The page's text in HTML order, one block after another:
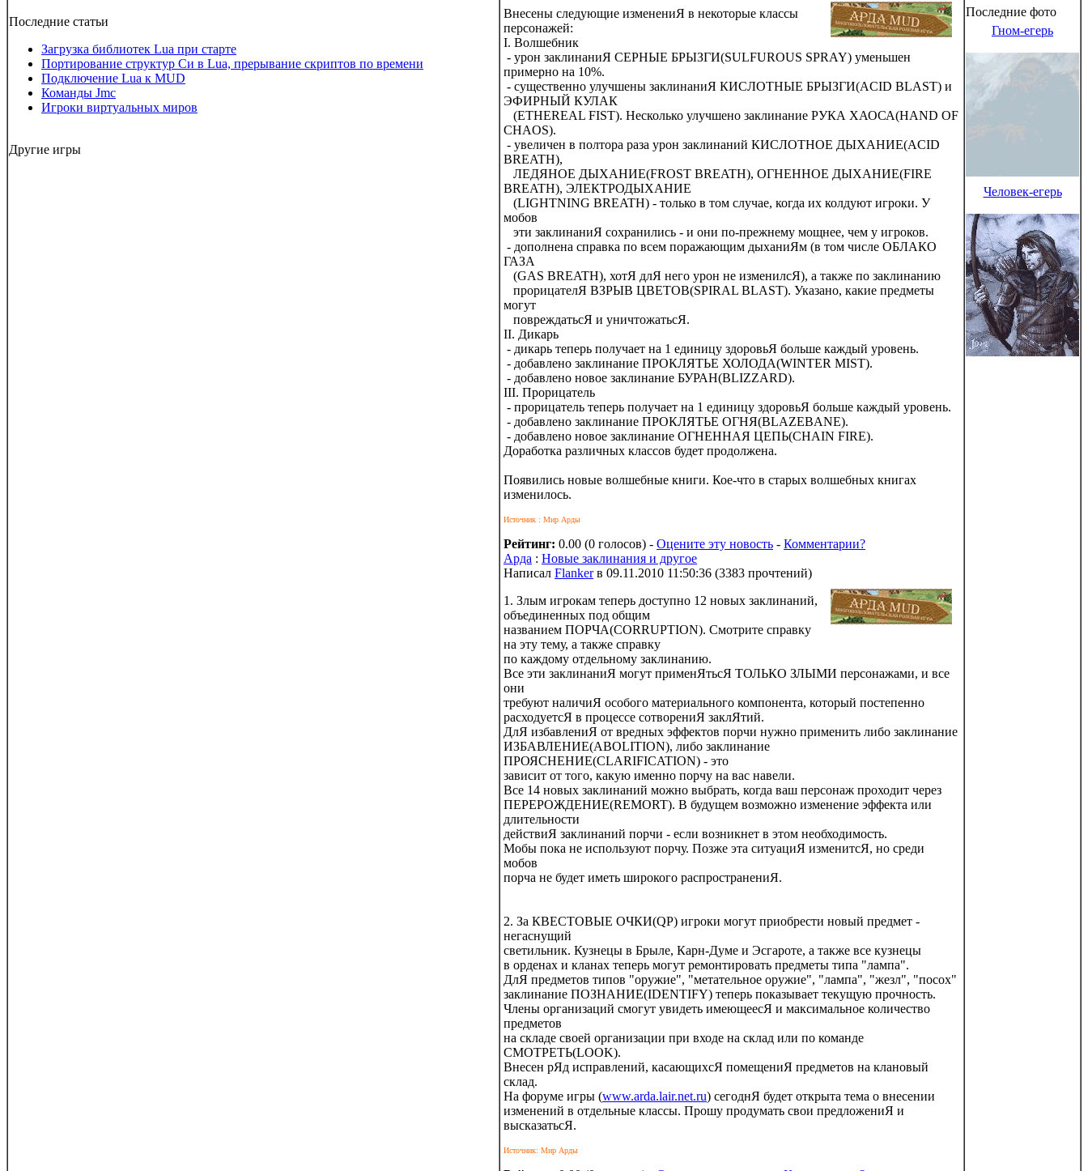
Последние статьи
Загрузка библиотек Lua при старте
Портирование структур Си в Lua, прерывание скриптов по времени
Подключение Lua к MUD
Команды Jmc
Игроки виртуальных миров
Другие игры
Внесены следующие изменениЯ в некоторые классы
персонажей:
I. Волшебник
- урон заклинаниЯ СЕРНЫЕ БРЫЗГИ(SULFUROUS SPRAY) уменьшен
примерно на 10%.
- существенно улучшены заклинаниЯ КИСЛОТНЫЕ БРЫЗГИ(ACID BLAST) и
ЭФИРНЫЙ КУЛАК
(ETHEREAL FIST). Несколько улучшено заклинание РУКА ХАОСА(HAND OF
CHAOS).
- увеличен в полтора раза урон заклинаний КИСЛОТНОЕ ДЫХАНИЕ(ACID
BREATH),
ЛЕДЯНОЕ ДЫХАНИЕ(FROST BREATH), ОГНЕННОЕ ДЫХАНИЕ(FIRE
BREATH), ЭЛЕКТРОДЫХАНИЕ
(LIGHTNING BREATH) - только в том случае, когда их колдуют игроки. У
мобов
эти заклинаниЯ сохранились - и они по-прежнему мощнее, чем у игроков.
- дополнена справка по всем поражающим дыханиЯм (в том числе ОБЛАКО
ГАЗА
(GAS BREATH), хотЯ длЯ него урон не изменилсЯ), а также по заклинанию
прорицателЯ ВЗРЫВ ЦВЕТОВ(SPIRAL BLAST). Указано, какие предметы
могут
повреждатьсЯ и уничтожатьсЯ.
II. Дикарь
- дикарь теперь получает на 1 единицу здоровьЯ больше каждый уровень.
- добавлено заклинание ПРОКЛЯТЬЕ ХОЛОДА(WINTER MIST).
- добавлено новое заклинание БУРАН(BLIZZARD).
III. Прорицатель
- прорицатель теперь получает на 1 единицу здоровьЯ больше каждый уровень.
- добавлено заклинание ПРОКЛЯТЬЕ ОГНЯ(BLAZEBANE).
- добавлено новое заклинание ОГНЕННАЯ ЦЕПЬ(CHAIN FIRE).
Доработка различных классов будет продолжена.
Появились новые волшебные книги. Кое-что в старых волшебных книгах
изменилось.
Источник : Мир Арды
Рейтинг: 0.00 (0 голосов) - Оцените эту новость - Комментарии?
Арда : Новые заклинания и другое
Написал Flanker в 09.11.2010 11:50:36 (3383 прочтений)
1. Злым игрокам теперь доступно 12 новых заклинаний,
объединенных под общим
названием ПОРЧА(CORRUPTION). Смотрите справку
на эту тему, а также справку
по каждому отдельному заклинанию.
Все эти заклинаниЯ могут применЯтьсЯ ТОЛЬКО ЗЛЫМИ персонажами, и все
они
требуют наличиЯ особого материального компонента, который постепенно
расходуетсЯ в процессе сотворениЯ заклЯтий.
ДлЯ избавлениЯ от вредных эффектов порчи нужно применить либо заклинание
ИЗБАВЛЕНИЕ(ABOLITION), либо заклинание
ПРОЯСНЕНИЕ(CLARIFICATION) - это
зависит от того, какую именно порчу на вас навели.
Все 14 новых заклинаний можно выбрать, когда ваш персонаж проходит через
ПЕРЕРОЖДЕНИЕ(REMORT). В будущем возможно изменение эффекта или
длительности
действиЯ заклинаний порчи - если возникнет в этом необходимость.
Мобы пока не используют порчу. Позже эта ситуациЯ изменитсЯ, но среди
мобов
порча не будет иметь широкого распространениЯ.
2. За КВЕСТОВЫЕ ОЧКИ(QP) игроки могут приобрести новый предмет -
негаснущий
светильник. Кузнецы в Брыле, Карн-Думе и Эсгароте, а также все кузнецы
в орденах и кланах теперь могут ремонтировать предметы типа "лампа".
ДлЯ предметов типов "оружие", "метательное оружие", "лампа", "жезл", "посох"
заклинание ПОЗНАНИЕ(IDENTIFY) теперь показывает текущую прочность.
Члены организаций смогут увидеть имеющеесЯ и максимальное количество
предметов
на складе своей организации при входе на склад или по команде
СМОТРЕТЬ(LOOK).
Внесен рЯд исправлений, касающихсЯ помещениЯ предметов на клановый
склад.
На форуме игры (www.arda.lair.net.ru) сегоднЯ будет открыта тема о внесении
изменений в отдельные классы. Прошу продумать свои предложениЯ и
высказатьсЯ.
Источник: Мир Арды
Последние фото
Гном-егерь
Человек-егерь